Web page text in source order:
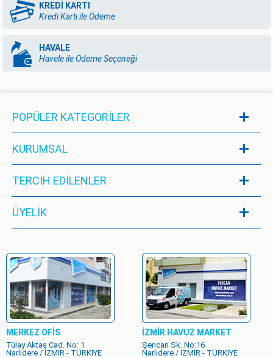
KREDİ KARTI
Kredi Kartı ile Ödeme
HAVALE
Havele ile Ödeme Seçeneği
POPÜLER KATEGORILER
KURUMSAL
TERCİH EDİLENLER
ÜYELIK
MERKEZ OFİS
Tülay Aktaş Cad. No: 1
Narlıdere / İZMİR - TÜRKİYE
İZMİR HAVUZ MARKET
Şencan Sk. No:16
Narlıdere / İZMİR - TÜRKİYE